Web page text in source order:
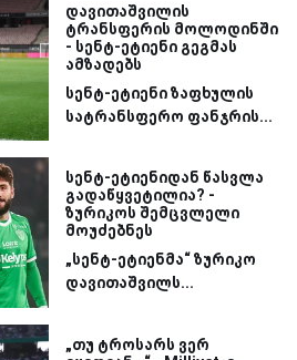
დავითაშვილის
ტრანსფერის მოლოდინში
- სენტ-ეტიენი გეგმას
ამზადებს
სენტ-ეტიენი ზაფხულის
სატრანსფერო ფანჯრის...
სენტ-ეტიენიდან წასვლა
გადაწყვეტილია? -
ზურიკოს შემცვლელი
მოუძებნეს
„სენტ-ეტიენმა“ ზურიკო
დავითაშვილს...
„თუ ტროსარს ვერ